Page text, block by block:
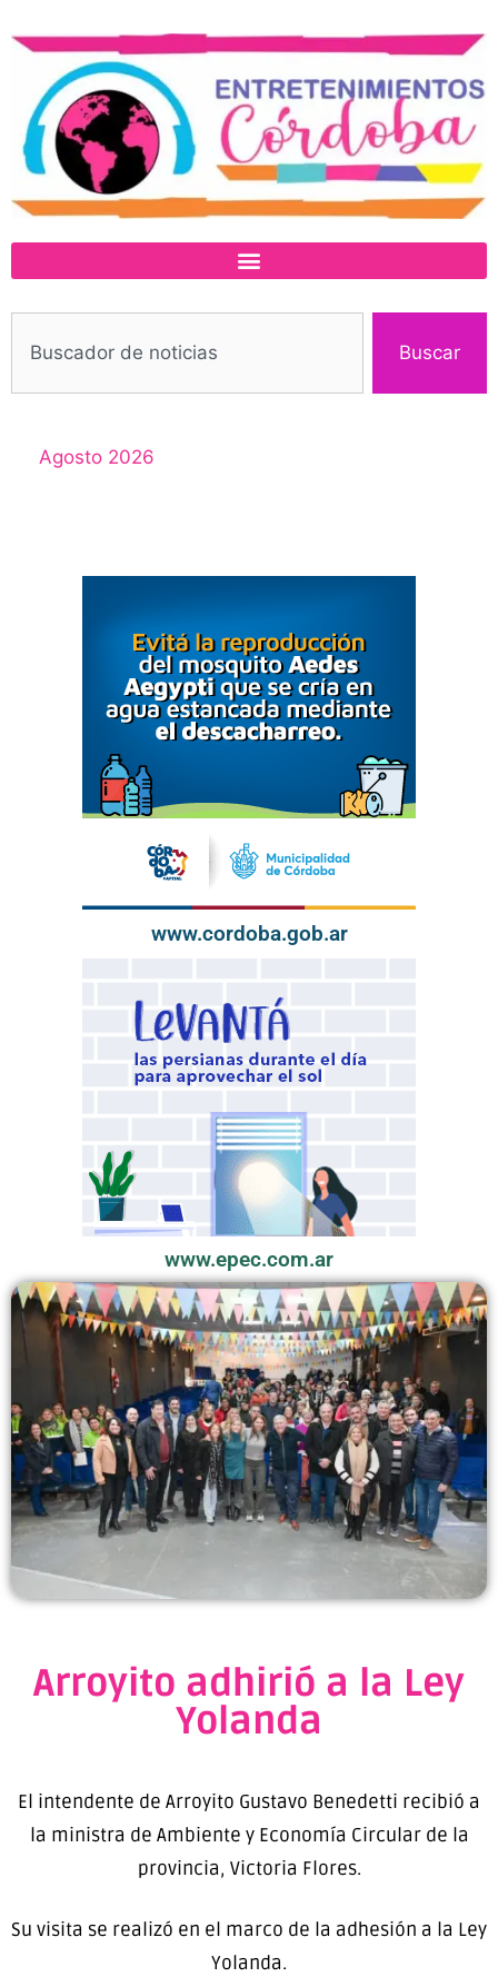
Buscar
Agosto 2026
www.cordoba.gob.ar
www.epec.com.ar
Arroyito adhirió a la Ley
Yolanda
El intendente de Arroyito Gustavo Benedetti recibió a
la ministra de Ambiente y Economía Circular de la
provincia, Victoria Flores.
Su visita se realizó en el marco de la adhesión a la Ley
Yolanda.